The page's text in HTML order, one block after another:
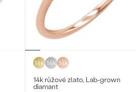
14k 14k 14k
14k růžové zlato, Lab-grown
diamant